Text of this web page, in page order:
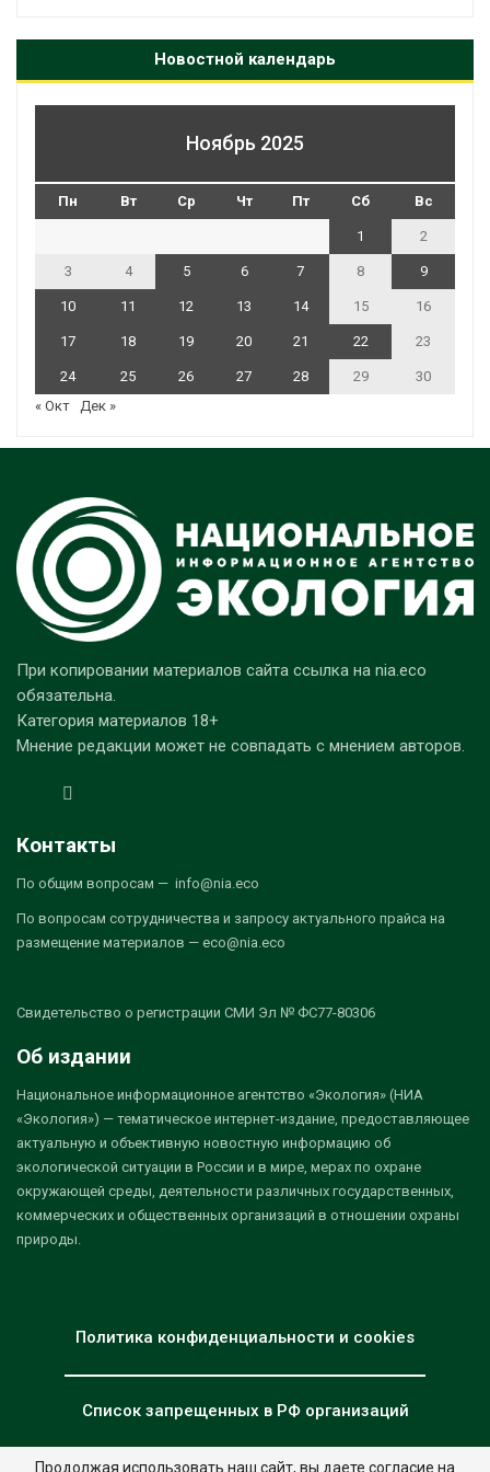
Новостной календарь
Ноябрь 2025
Пн Вт Ср Чт Пт Сб Вс
1 2
3 4 5 6 7 8 9
10 11 12 13 14 15 16
17 18 19 20 21 22 23
24 25 26 27 28 29
30
« Окт
Дек »
При копировании материалов сайта ссылка на nia.eco
обязательна.
Категория материалов 18+
Мнение редакции может не совпадать с мнением авторов.
Контакты
По общим вопросам — info@nia.eco
По вопросам сотрудничества и запросу актуального прайса на
размещение материалов — eco@nia.eco
Свидетельство о регистрации СМИ Эл № ФС77-80306
Об издании
Национальное информационное агентство «Экология» (НИА
«Экология») — тематическое интернет-издание, предоставляющее
актуальную и объективную новостную информацию об
экологической ситуации в России и в мире, мерах по охране
окружающей среды, деятельности различных государственных,
коммерческих и общественных организаций в отношении охраны
природы.
Политика конфиденциальности и cookies
Список запрещенных в РФ организаций
Продолжая использовать наш сайт, вы даете согласие на